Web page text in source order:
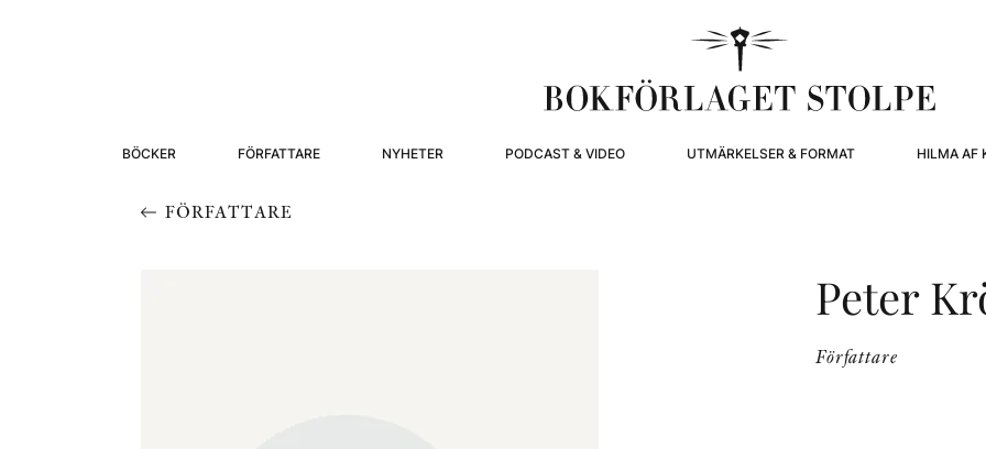
BÖCKER FÖRFATTARE NYHETER PODCAST & VIDEO UTMÄRKELSER & FORMAT HILMA AF
FÖRFATTARE
Peter
Författare